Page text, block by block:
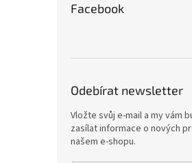
Facebook
Odebírat newsletter
Vložte svůj e-mail a my vám
zasílat informace o nových
našem e-shopu.